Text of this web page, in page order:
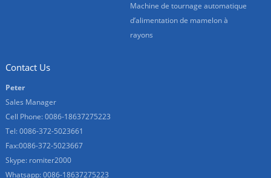
Machine de tournage automatique
d’alimentation de mamelon à
rayons
Contact Us
Peter
Sales Manager
Cell Phone: 0086-18637275223
Tel: 0086-372-5023661
Fax:0086-372-5023667
Skype: romiter2000
Whatsapp: 0086-18637275223